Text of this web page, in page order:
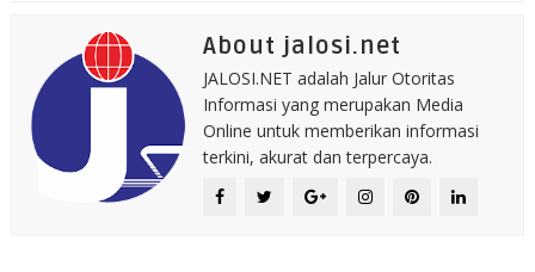
About jalosi.net
JALOSI.NET adalah Jalur Otoritas
Informasi yang merupakan Media
Online untuk memberikan informasi
terkini, akurat dan terpercaya.